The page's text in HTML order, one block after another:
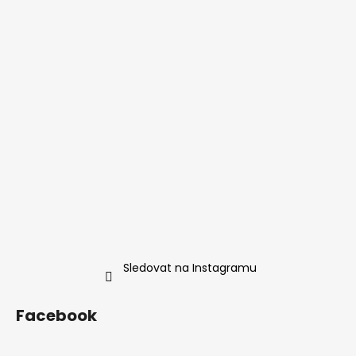
Sledovat na Instagramu
Facebook